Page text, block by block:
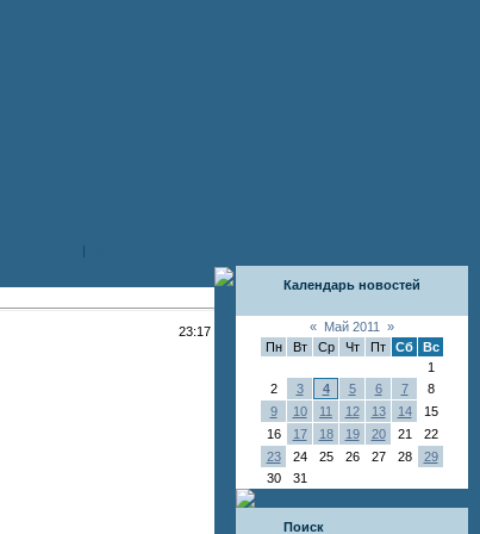
|
23:17
Календарь новостей
« Май 2011
»
Пн
Вт Ср Чт Пт Сб
Вс
1
2
3 4 5 6 7
8
9
10 11 12 13 14
15
16
17 18 19 20 21
22
23
24 25 26 27 28
29
30
31
Поиск